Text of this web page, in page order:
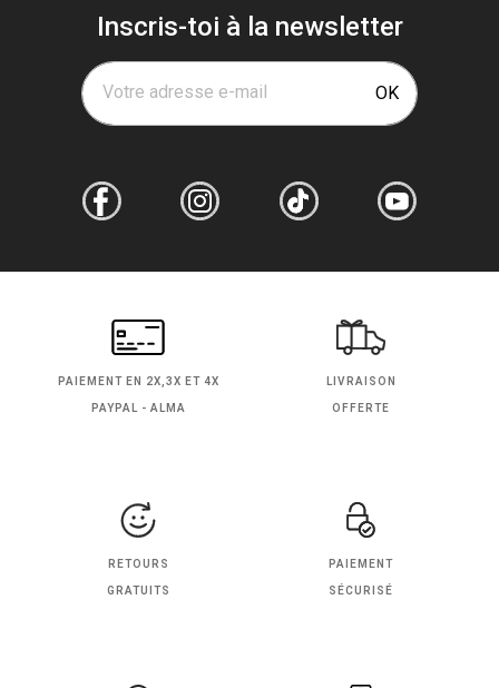
Inscris-toi à la newsletter
Votre adresse e-mail OK
PAIEMENT EN 2X,3X ET 4X
PAYPAL - ALMA
LIVRAISON
OFFERTE
RETOURS
GRATUITS
PAIEMENT
SÉCURISÉ